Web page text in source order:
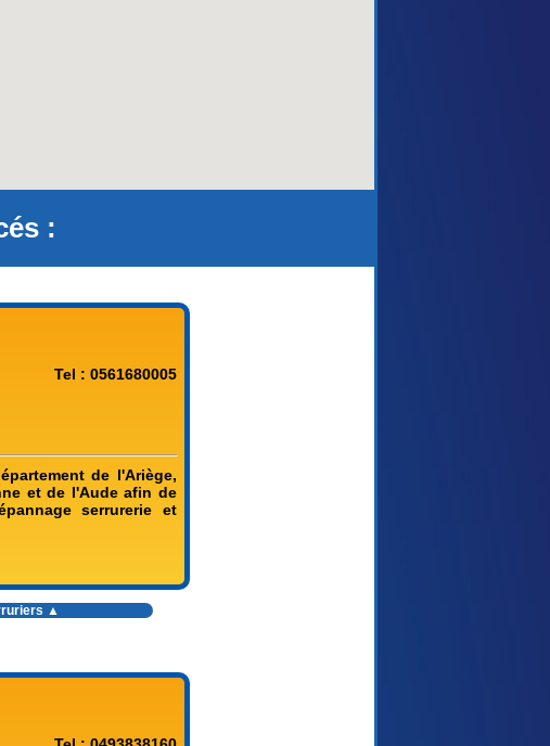
:
Tel : 0561680005
de l'Ariège,
et de l'Aude afin de
serrurerie et
▲